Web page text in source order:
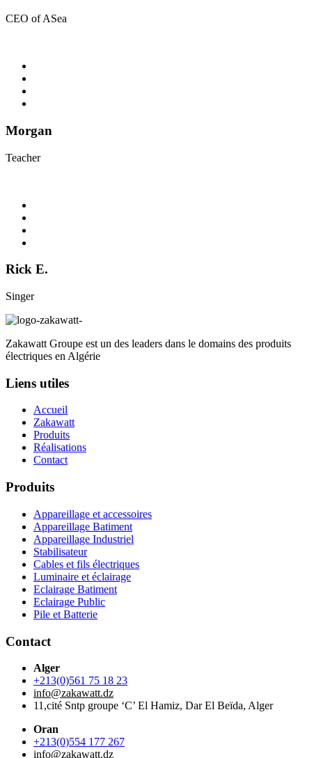
CEO of ASea
Morgan
Teacher
Rick E.
Singer
Zakawatt Groupe est un des leaders dans le domains des produits
électriques en Algérie
Liens utiles
Accueil
Zakawatt
Produits
Réalisations
Contact
Produits
Appareillage et accessoires
Appareillage Batiment
Appareillage Industriel
Stabilisateur
Cables et fils électriques
Luminaire et éclairage
Eclairage Batiment
Eclairage Public
Pile et Batterie
Contact
Alger
+213(0)561 75 18 23
info@zakawatt.dz
11,cité Sntp groupe ‘C’ El Hamiz, Dar El Beïda, Alger
Oran
+213(0)554 177 267
info@zakawatt.dz